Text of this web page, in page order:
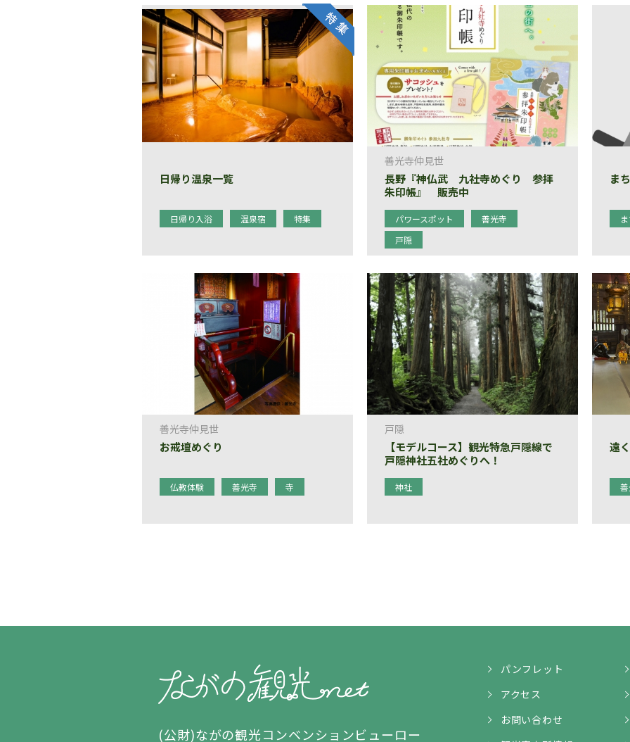
日帰り温泉一覧
日帰り入浴 温泉宿 特集
善光寺仲見世
長野『神仏武 九社寺めぐり 参拝
朱印帳』 販売中
パワースポット
善光寺
戸隠
ま
善光寺仲見世
お戒壇めぐり
仏教体験 善光寺 寺
戸隠
【モデルコース】観光特急戸隠線で
戸隠神社五社めぐりへ！
神社
遠
(公財)ながの観光コンベンションビューロー
パンフレット
アクセス
お問い合わせ